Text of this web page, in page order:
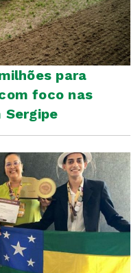
para
foco nas
Sergipe